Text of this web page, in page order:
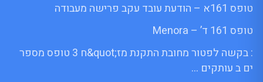
טופס 161א – הודעת עובד עקב פרישה מעבודה
טופס 161 ד’ – Menora
: בקשה לפטור מחובת התקנת מז;quot&ח 3 טופס מספר
ים ב עותקים …